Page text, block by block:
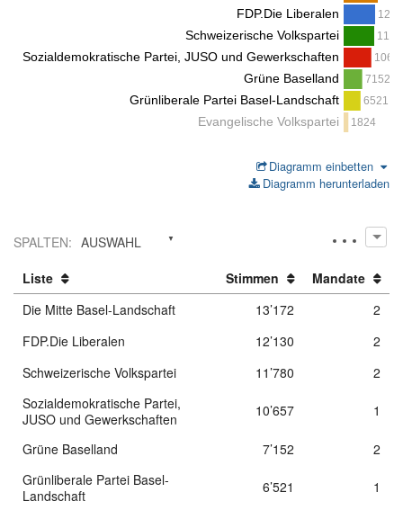
FDP.Die Liberalen
Schweizerische Volkspartei
Sozialdemokratische Partei, JUSO und Gewerkschaften
Grüne Baselland 7152 /
Grünliberale Partei Basel-Landschaft 6521 / 1
Evangelische Volkspartei 1824
Diagramm einbetten
Diagramm herunterladen
SPALTEN: AUSWAHL
Liste
Stimmen
Mandate
Die Mitte Basel-Landschaft
13’172
2
FDP.Die Liberalen
12’130
2
Schweizerische Volkspartei
11’780
2
Sozialdemokratische Partei,
JUSO und Gewerkschaften
10’657 1
Grüne Baselland 7’152
2
Grünliberale Partei Basel-
Landschaft
6’521 1